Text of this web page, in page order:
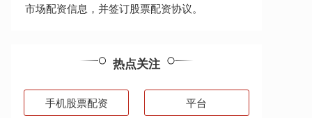
市场配资信息，并签订股票配资协议。
热点关注
手机股票配资 平台